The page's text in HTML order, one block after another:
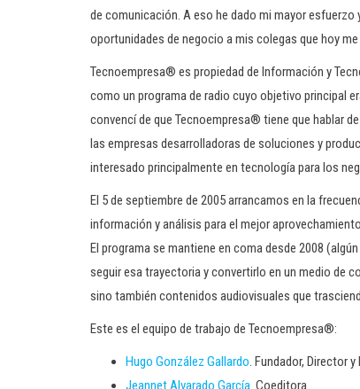
de comunicación. A eso he dado mi mayor
oportunidades de negocio a mis colegas que hoy
Tecnoempresa® es propiedad de Información y
como un programa de radio cuyo objetivo principal
convencí de que Tecnoempresa® tiene que hablar
las empresas desarrolladoras de soluciones y
interesado principalmente en tecnología para los
El 5 de septiembre de 2005 arrancamos en la
información y análisis para el mejor
El programa se mantiene en coma desde 2008
seguir esa trayectoria y convertirlo en un medio de
sino también contenidos audiovisuales que
Este es el equipo de trabajo de Tecnoempresa®:
Hugo González Gallardo. Fundador, Director y
Jeannet Alvarado García. Coeditora